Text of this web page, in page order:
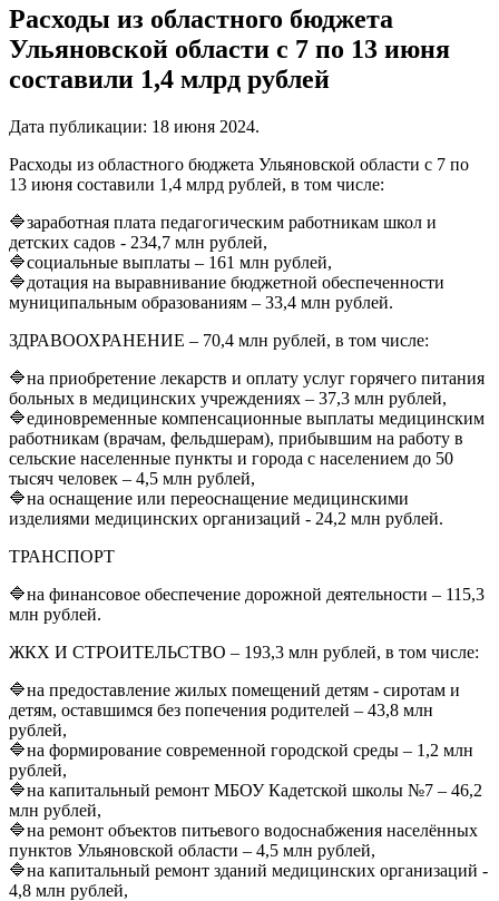
Расходы из областного бюджета
Ульяновской области с 7 по 13 июня
составили 1,4 млрд рублей
Дата публикации: 18 июня 2024.
Расходы из областного бюджета Ульяновской области с 7 по
13 июня составили 1,4 млрд рублей, в том числе:
🔷заработная плата педагогическим работникам школ и
детских садов - 234,7 млн рублей,
🔷социальные выплаты – 161 млн рублей,
🔷дотация на выравнивание бюджетной обеспеченности
муниципальным образованиям – 33,4 млн рублей.
ЗДРАВООХРАНЕНИЕ – 70,4 млн рублей, в том числе:
🔷на приобретение лекарств и оплату услуг горячего питания
больных в медицинских учреждениях – 37,3 млн рублей,
🔷единовременные компенсационные выплаты медицинским
работникам (врачам, фельдшерам), прибывшим на работу в
сельские населенные пункты и города с населением до 50
тысяч человек – 4,5 млн рублей,
🔷на оснащение или переоснащение медицинскими
изделиями медицинских организаций - 24,2 млн рублей.
ТРАНСПОРТ
🔷на финансовое обеспечение дорожной деятельности – 115,3
млн рублей.
ЖКХ И СТРОИТЕЛЬСТВО – 193,3 млн рублей, в том числе:
🔷на предоставление жилых помещений детям - сиротам и
детям, оставшимся без попечения родителей – 43,8 млн
рублей,
🔷на формирование современной городской среды – 1,2 млн
рублей,
🔷на капитальный ремонт МБОУ Кадетской школы №7 – 46,2
млн рублей,
🔷на ремонт объектов питьевого водоснабжения населённых
пунктов Ульяновской области – 4,5 млн рублей,
🔷на капитальный ремонт зданий медицинских организаций -
4,8 млн рублей,